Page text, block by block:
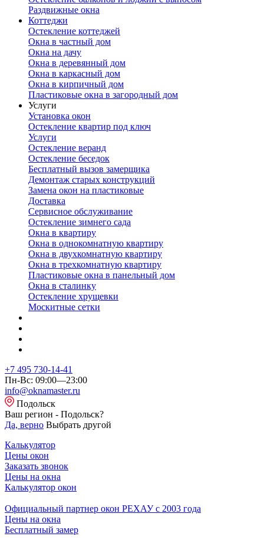
Раздвижные окна
Коттеджи
Остекление коттеджей
Окна в частный дом
Окна на дачу
Окна в деревянный дом
Окна в каркасный дом
Окна в кирпичный дом
Пластиковые окна в загородный дом
Услуги
Установка окон
Остекление квартир под ключ
Услуги
Остекление веранд
Остекление беседок
Бесплатный вызов замерщика
Демонтаж старых конструкций
Замена окон на пластиковые
Доставка
Сервисное обслуживание
Остекление зимнего сада
Окна в квартиру
Окна в однокомнатную квартиру
Окна в двухкомнатную квартиру
Окна в трехкомнатную квартиру
Пластиковые окна в панельный дом
Окна в сталинку
Остекление хрущевки
Москитные сетки
+7 495 730-14-41
Пн-Вс: 09:00—23:00
info@oknamaster.ru
Подольск
Ваш регион - Подольск?
Да, верно Выбрать другой
Калькулятор
Цены окон
Заказать звонок
Цены на окна
Калькулятор окон
Официальный партнер окон РЕХАУ с 2003 года
Цены на окна
Бесплатный замер